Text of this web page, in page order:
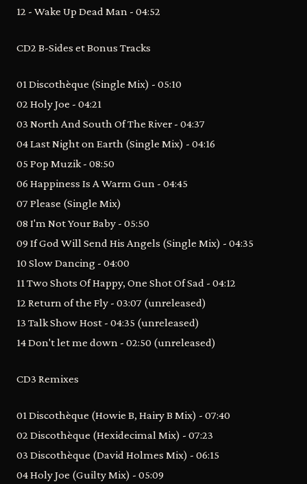
12 - Wake Up Dead Man - 04:52
CD2 B-Sides et Bonus Tracks
01 Discothèque (Single Mix) - 05:10
02 Holy Joe - 04:21
03 North And South Of The River - 04:37
04 Last Night on Earth (Single Mix) - 04:16
05 Pop Muzik - 08:50
06 Happiness Is A Warm Gun - 04:45
07 Please (Single Mix)
08 I'm Not Your Baby - 05:50
09 If God Will Send His Angels (Single Mix) - 04:35
10 Slow Dancing - 04:00
11 Two Shots Of Happy, One Shot Of Sad - 04:12
12 Return of the Fly - 03:07 (unreleased)
13 Talk Show Host - 04:35 (unreleased)
14 Don't let me down - 02:50 (unreleased)
CD3 Remixes
01 Discothèque (Howie B, Hairy B Mix) - 07:40
02 Discothèque (Hexidecimal Mix) - 07:23
03 Discothèque (David Holmes Mix) - 06:15
04 Holy Joe (Guilty Mix) - 05:09